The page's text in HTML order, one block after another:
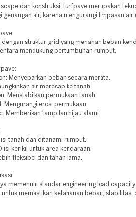
dan konstruksi, turfpave merupakan
genangan air, karena mengurangi limpasan
dengan struktur grid yang menahan beban
mendukung pertumbuhan rumput.
Menyebarkan beban secara merata.
air meresap ke tanah.
Menstabilkan permukaan tanah.
Mengurangi erosi permukaan.
Memberikan tampilan hijau alami.
tanah dan ditanami rumput.
kerikil untuk area kendaraan.
fleksibel dan tahan lama.
memenuhi standar engineering load
untuk memastikan ketahanan beban, stabilitas,